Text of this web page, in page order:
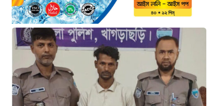
২০ ঘণ্টা আগে
সিলিন্ডার লিকেজে ভয়াবহ অগ্নিকাণ্ড:
দগ্ধ ৩ জনের অবস্থা আশঙ্কাজনক
২০ ঘণ্টা আগে
খুনির দোসর ও ফ্যাসিবাদের সহযোগী’,
সাকিবকে নিয়ে বিস্ফোরক আসিফ
আকবর
২ দিন আগে